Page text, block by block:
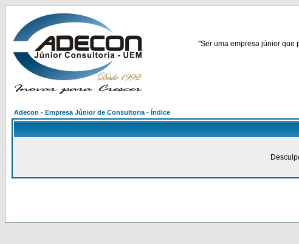
"Ser uma empresa júnior que
Adecon - Empresa Júnior de Consultoria - Índice